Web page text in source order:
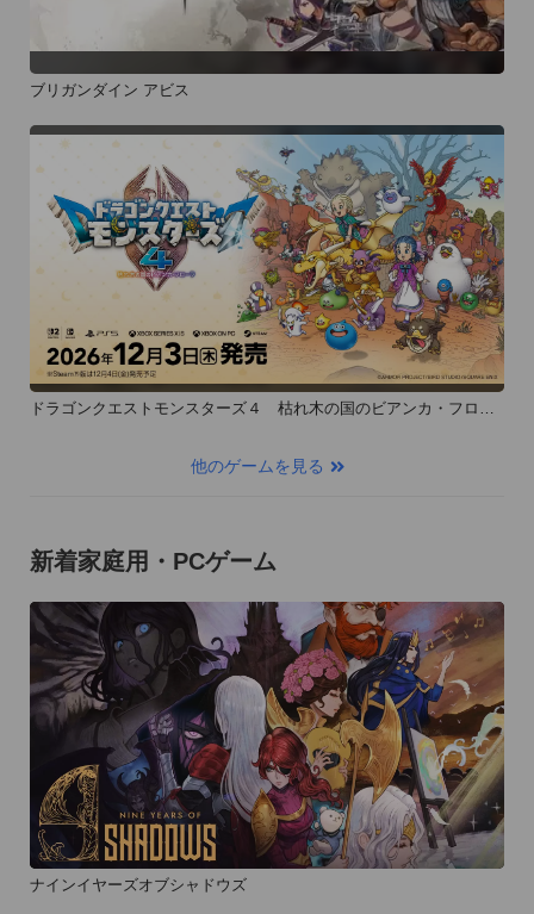
ブリガンダイン アビス
ドラゴンクエストモンスターズ４ 枯れ木の国のビアンカ・フロー
他のゲームを見る
新着家庭用・PCゲーム
ナインイヤーズオブシャドウズ